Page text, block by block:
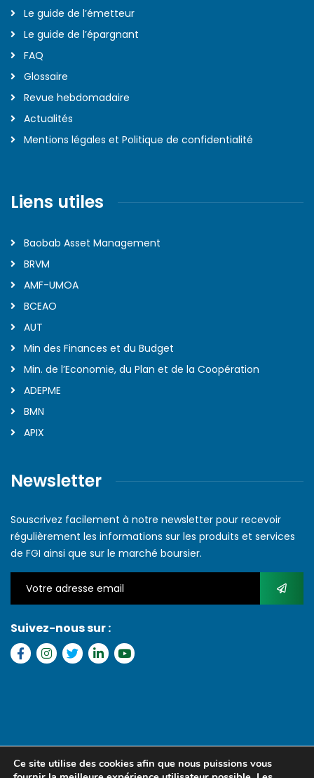
Le guide de l’émetteur
Le guide de l’épargnant
FAQ
Glossaire
Revue hebdomadaire
Actualités
Mentions légales et Politique de confidentialité
Liens utiles
Baobab Asset Management
BRVM
AMF-UMOA
BCEAO
AUT
Min des Finances et du Budget
Min. de l’Economie, du Plan et de la Coopération
ADEPME
BMN
APIX
Newsletter
Souscrivez facilement à notre newsletter pour recevoir
régulièrement les informations sur les produits et services
de FGI ainsi que sur le marché boursier.
Suivez-nous sur :
MEDIA SENEGAL
Ce site utilise des cookies afin que nous puissions vous